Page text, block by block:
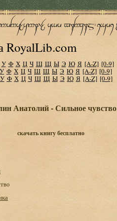
RoyalLib.com
У Ф Х Ц Ч Ш Щ Ы Э Ю Я [A-Z] [0-9]
У Ф Х Ц Ч Ш Щ Ы Э Ю Я [A-Z] [0-9]
У Ф Х Ц Ч Ш Щ Ы Э Ю Я [A-Z] [0-9]
Анатолий - Сильное чувство
скачать книгу бесплатно